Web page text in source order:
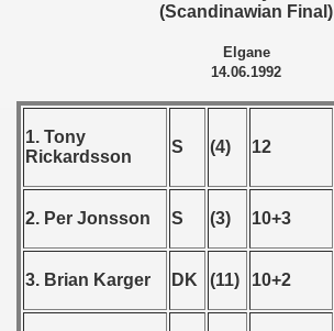
(Scandinawian Final)
Elgane
14.06.1992
1. Tony
Rickardsson
S (4) 12
2. Per Jonsson S (3) 10+3
3. Brian Karger DK (11) 10+2